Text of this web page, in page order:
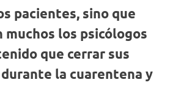
pacientes, sino que
muchos los psicólogos
que cerrar sus
la cuarentena y